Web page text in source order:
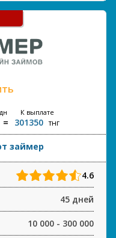
К выплате
301350 тнг
займер
4.6
45 дней
10 000 - 300 000